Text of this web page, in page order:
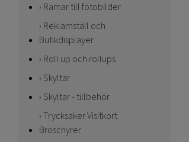
Ramar till fotobilder
Reklamställ och
Butikdisplayer
Roll up och rollups
Skyltar
Skyltar - tillbehör
Trycksaker Visitkort
Broschyrer